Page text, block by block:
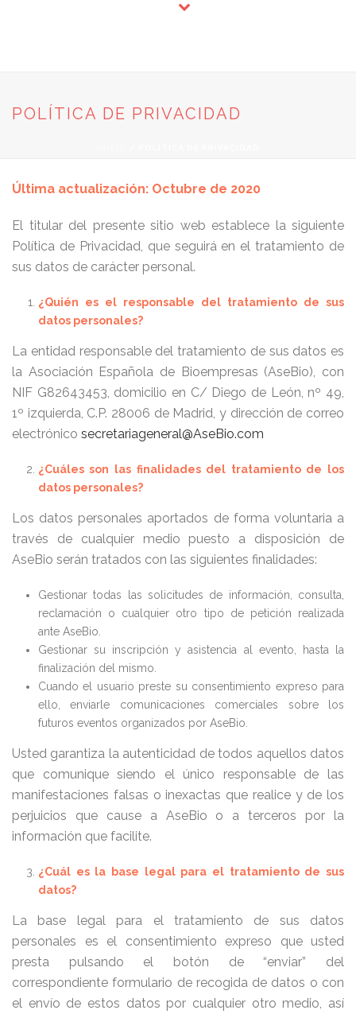
POLÍTICA DE PRIVACIDAD
Última actualización: Octubre de 2020
El titular del presente sitio web establece la siguiente
Política de Privacidad, que seguirá en el tratamiento de
sus datos de carácter personal.
¿Quién es el responsable del tratamiento de sus
datos personales?
La entidad responsable del tratamiento de sus datos es
la Asociación Española de Bioempresas (AseBio), con
NIF G82643453, domicilio en C/ Diego de León, nº 49,
1º izquierda, C.P. 28006 de Madrid, y dirección de correo
electrónico secretariageneral@AseBio.com
¿Cuáles son las finalidades del tratamiento de los
datos personales?
Los datos personales aportados de forma voluntaria a
través de cualquier medio puesto a disposición de
AseBio serán tratados con las siguientes finalidades:
Gestionar todas las solicitudes de información, consulta,
reclamación o cualquier otro tipo de petición realizada
ante AseBio.
Gestionar su inscripción y asistencia al evento, hasta la
finalización del mismo.
Cuando el usuario preste su consentimiento expreso para
ello, enviarle comunicaciones comerciales sobre los
futuros eventos organizados por AseBio.
Usted garantiza la autenticidad de todos aquellos datos
que comunique siendo el único responsable de las
manifestaciones falsas o inexactas que realice y de los
perjuicios que cause a AseBio o a terceros por la
información que facilite.
¿Cuál es la base legal para el tratamiento de sus
datos?
La base legal para el tratamiento de sus datos
personales es el consentimiento expreso que usted
presta pulsando el botón de “enviar” del
correspondiente formulario de recogida de datos o con
el envío de estos datos por cualquier otro medio, así